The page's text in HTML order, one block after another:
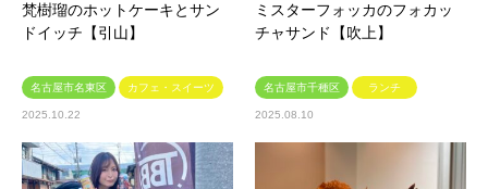
梵樹瑠のホットケーキとサン
ドイッチ【引山】
名古屋市名東区 カフェ・スイーツ
2025.10.22
ミスターフォッカのフォカッ
チャサンド【吹上】
名古屋市千種区 ランチ
2025.08.10